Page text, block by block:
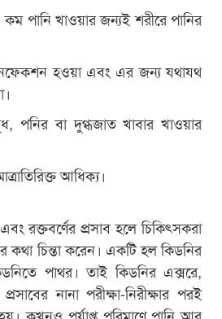
কম পানি খাওয়ার জন্যই শরীরে পানির
হওয়া এবং এর জন্য যথাযথ
পনির বা দুগ্ধজাত খাবার খাওয়ার
আধিক্য।
রক্তবর্ণের প্রসাব হলে চিকিৎসকরা
কথা চিন্তা করেন। একটি হল কিডনির
পাথর। তাই কিডনির এক্সরে,
নানা পরীক্ষা-নিরীক্ষার পরই